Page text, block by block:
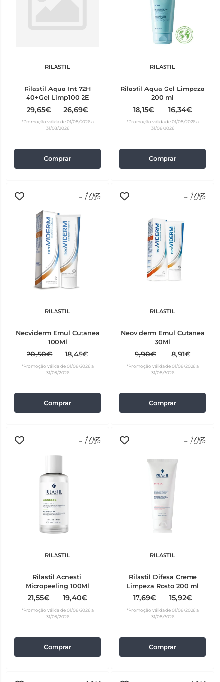
RILASTIL
Rilastil Aqua Int 72H
40+Gel Limp100 2E
29,65€ 26,69€
*Promoção válida de 01/08/2026 a
31/08/2026
Comprar
RILASTIL
Rilastil Aqua Gel Limpeza
200 ml
18,15€ 16,34€
*Promoção válida de 01/08/2026 a
31/08/2026
Comprar
-10%
RILASTIL
Neoviderm Emul Cutanea
100Ml
20,50€ 18,45€
*Promoção válida de 01/08/2026 a
31/08/2026
Comprar
-10%
RILASTIL
Neoviderm Emul Cutanea
30Ml
9,90€ 8,91€
*Promoção válida de 01/08/2026 a
31/08/2026
Comprar
-10%
RILASTIL
Rilastil Acnestil
Micropeeling 100Ml
21,55€ 19,40€
*Promoção válida de 01/08/2026 a
31/08/2026
Comprar
-10%
RILASTIL
Rilastil Difesa Creme
Limpeza Rosto 200 ml
17,69€ 15,92€
*Promoção válida de 01/08/2026 a
31/08/2026
Comprar